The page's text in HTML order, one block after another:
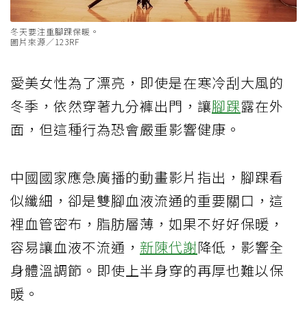
冬天要注重腳踝保暖。
圖片來源／123RF
愛美女性為了漂亮，即使是在寒冷刮大風的
冬季，依然穿著九分褲出門，讓腳踝露在外
面，但這種行為恐會嚴重影響健康。
中國國家應急廣播的動畫影片指出，腳踝看
似纖細，卻是雙腳血液流通的重要關口，這
裡血管密布，脂肪層薄，如果不好好保暖，
容易讓血液不流通， 新陳代謝降低，影響全
身體溫調節。即使上半身穿的再厚也難以保
暖。